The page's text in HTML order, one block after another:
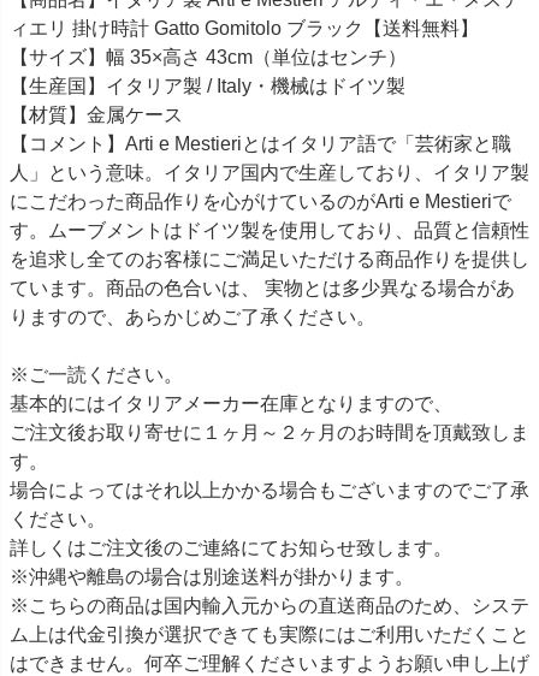
ィエリ 掛け時計 Gatto Gomitolo ブラック【送料無料】
【サイズ】幅 35×高さ 43cm（単位はセンチ）
【生産国】イタリア製 / Italy・機械はドイツ製
【材質】金属ケース
【コメント】Arti e Mestieriとはイタリア語で「芸術家と職
人」という意味。イタリア国内で生産しており、イタリア製
にこだわった商品作りを心がけているのがArti e Mestieriで
す。ムーブメントはドイツ製を使用しており、品質と信頼性
を追求し全てのお客様にご満足いただける商品作りを提供し
ています。商品の色合いは、 実物とは多少異なる場合があ
りますので、あらかじめご了承ください。
※ご一読ください。
基本的にはイタリアメーカー在庫となりますので、
ご注文後お取り寄せに１ヶ月～２ヶ月のお時間を頂戴致しま
す。
場合によってはそれ以上かかる場合もございますのでご了承
ください。
詳しくはご注文後のご連絡にてお知らせ致します。
※沖縄や離島の場合は別途送料が掛かります。
※こちらの商品は国内輸入元からの直送商品のため、システ
ム上は代金引換が選択できても実際にはご利用いただくこと
はできません。何卒ご理解くださいますようお願い申し上げ